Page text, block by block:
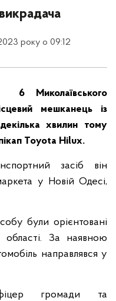
року о 09:12
6 Миколаївського
мешканець із
хвилин тому
Toyota Hilux.
засіб він
у Новій Одесі,
були орієнтовані
області. За наявною
направлявся у
громади та